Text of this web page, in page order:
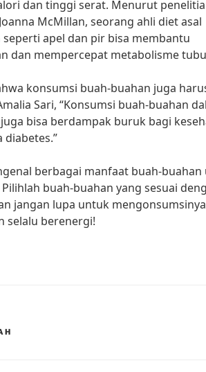
dan tinggi serat. Menurut
McMillan, seorang ahli diet asal
seperti apel dan pir bisa membantu
dan mempercepat metabolisme
konsumsi buah-buahan juga
Sari, “Konsumsi buah-buahan
bisa berdampak buruk bagi
berbagai manfaat buah-
buah-buahan yang sesuai
jangan lupa untuk mengonsumsinya
selalu berenergi!